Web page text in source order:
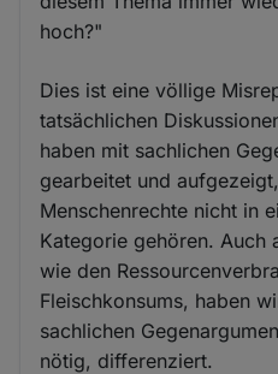
hoch?"
Dies ist eine völlige
tatsächlichen
haben mit sachlichen
gearbeitet und
Menschenrechte nicht in
Kategorie gehören. Auch
wie den
Fleischkonsums, haben
sachlichen
nötig, differenziert.